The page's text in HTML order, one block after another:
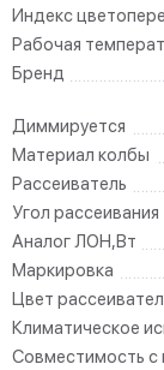
Индекс
Рабочая
Бренд
Диммируется
Материал колбы
Рассеиватель
Угол рассеивания
Аналог ЛОН,Вт
Маркировка
Цвет
Климатическое
Совместимость с